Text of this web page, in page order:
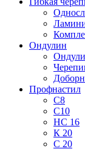
Ондулин
Профнастил
С8
С10
НС 16
К 20
С 20